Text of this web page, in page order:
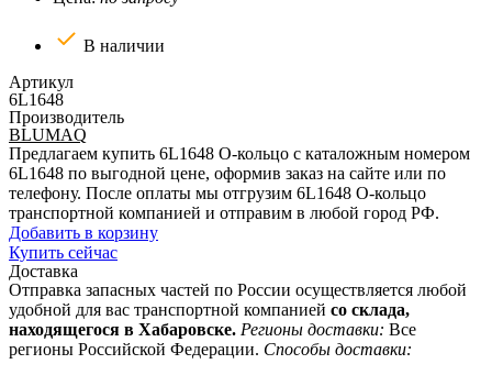
В наличии
Артикул
6L1648
Производитель
BLUMAQ
Предлагаем купить 6L1648 О-кольцо с каталожным номером
6L1648 по выгодной цене, оформив заказ на сайте или по
телефону. После оплаты мы отгрузим 6L1648 О-кольцо
транспортной компанией и отправим в любой город РФ.
Добавить в корзину
Купить сейчас
Доставка
Отправка запасных частей по России осуществляется любой
удобной для вас транспортной компанией со склада,
находящегося в Хабаровске. Регионы доставки: Все
регионы Российской Федерации. Способы доставки: